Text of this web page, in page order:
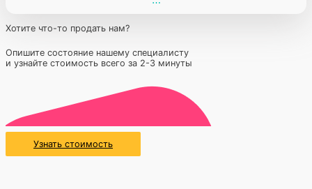
Хотите что-то продать нам?
Опишите состояние нашему специалисту
и узнайте стоимость всего за 2-3 минуты
Узнать стоимость